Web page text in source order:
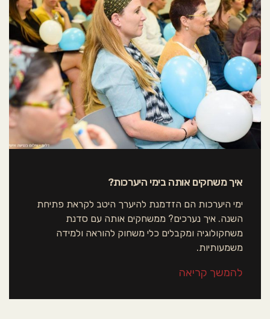
איך משחקים אותה בימי היערכות?
ימי היערכות הם הזדמנת להיערך היטב לקראת פתיחת
השנה. איך נערכים? ממשחקים אותה עם סדנת
משחקולוגיה ומקבלים כלי משחוק להוראה ולמידה
משמעותיות.
להמשך קריאה